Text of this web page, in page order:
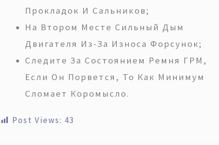
Прокладок И Сальников;
На Втором Месте Сильный Дым
Двигателя Из-За Износа Форсунок;
Следите За Состоянием Ремня ГРМ,
Если Он Порвется, То Как Минимум
Сломает Коромысло.
Post Views: 43